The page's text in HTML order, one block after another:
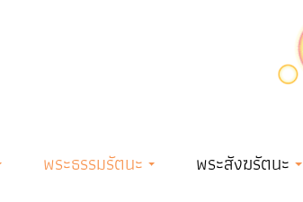
พระธรรมรัตนะ พระสังฆรัตนะ